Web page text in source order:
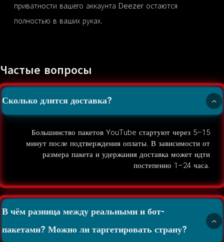
приватности вашего аккаунта Deezer остаются
полностью в ваших руках.
Частые вопросы
Сколько длится доставка?
Большинство пакетов YouTube стартуют через 5–15
минут после подтверждения оплаты. В зависимости от
размера пакета и удержания доставка может идти
постепенно 1–24 часа.
В чём разница между реальными и бот-
пакетами? Можно ли таргетировать страну?